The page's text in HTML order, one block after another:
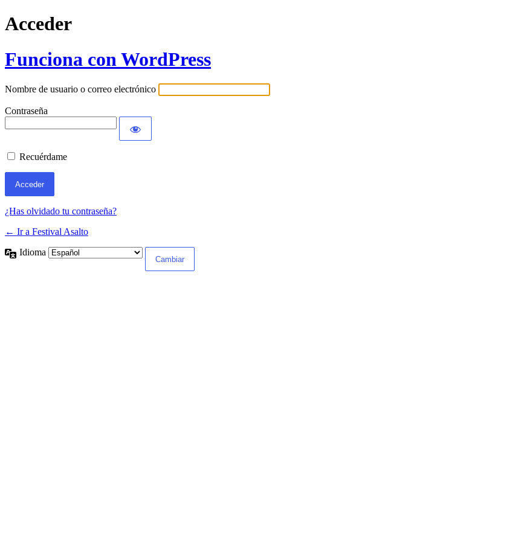
Acceder
Funciona con WordPress
Nombre de usuario o correo electrónico
Contraseña
Recuérdame
¿Has olvidado tu contraseña?
← Ir a Festival Asalto
Idioma